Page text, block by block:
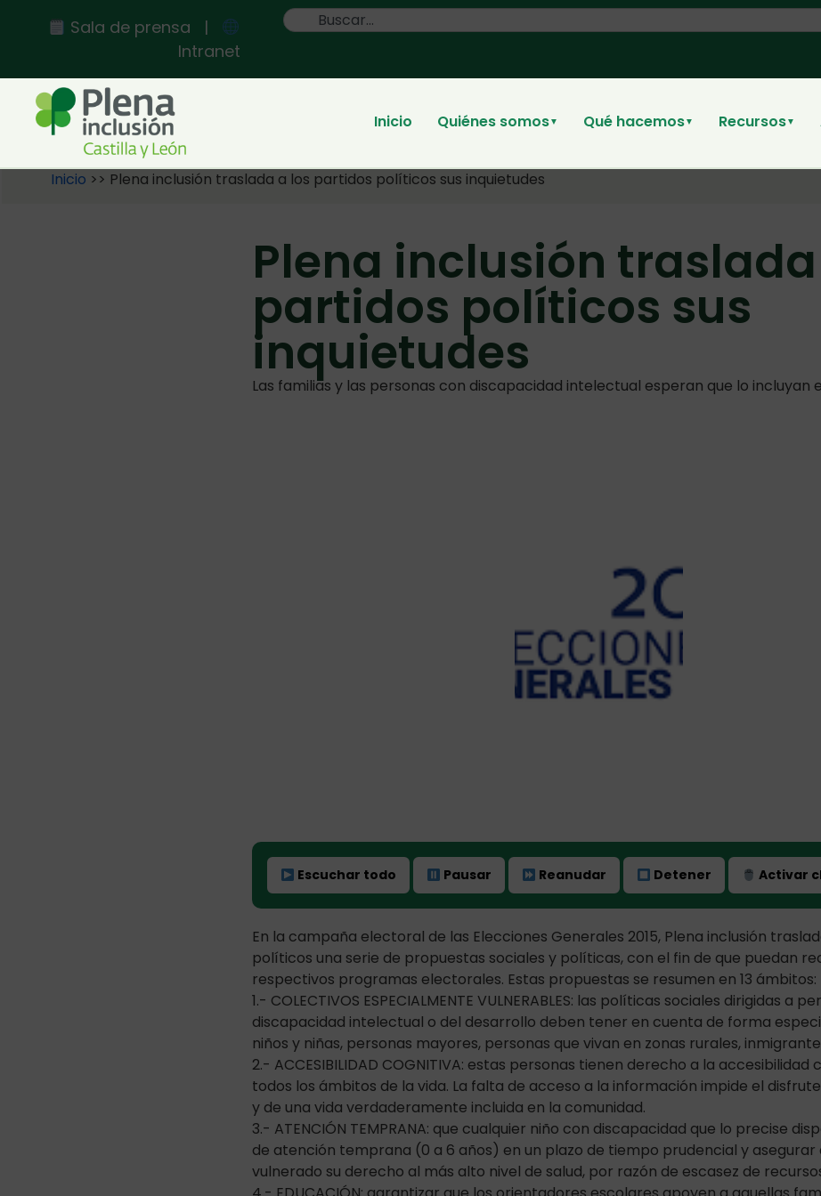
Sala de prensa |
Intranet
Inicio Quiénes somos▼ Qué hacemos▼ Recursos▼
Inicio >> Plena inclusión traslada a los partidos políticos sus inquietudes
Plena inclusión
partidos políticos sus
inquietudes
Las familias y las personas con discapacidad intelectual esperan que lo incluyan
Escuchar todo Pausar Reanudar Detener Activar
En la campaña electoral de las Elecciones Generales 2015, Plena inclusión
políticos una serie de propuestas sociales y políticas, con el fin de que puedan
respectivos programas electorales. Estas propuestas se resumen en 13 ámbitos:
1.- COLECTIVOS ESPECIALMENTE VULNERABLES: las políticas sociales dirigidas a
discapacidad intelectual o del desarrollo deben tener en cuenta de forma
niños y niñas, personas mayores, personas que vivan en zonas rurales,
2.- ACCESIBILIDAD COGNITIVA: estas personas tienen derecho a la accesibilidad
todos los ámbitos de la vida. La falta de acceso a la información impide el
y de una vida verdaderamente incluida en la comunidad.
3.- ATENCIÓN TEMPRANA: que cualquier niño con discapacidad que lo precise
de atención temprana (0 a 6 años) en un plazo de tiempo prudencial y asegurar
vulnerado su derecho al más alto nivel de salud, por razón de escasez de